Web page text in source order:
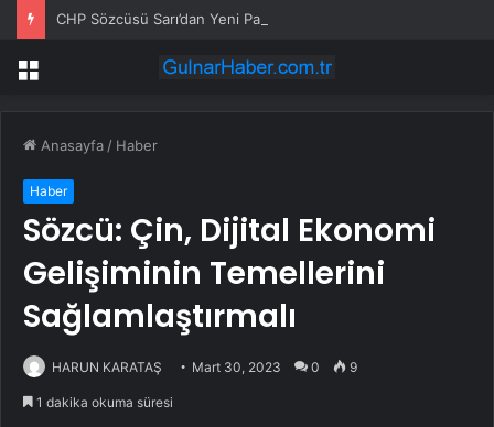
Menü
Anasayfa / Haber
Haber
Sözcü: Çin, Dijital Ekonomi
Gelişiminin Temellerini
Sağlamlaştırmalı
HARUN KARATAŞ Mart 30, 2023 0 9
1 dakika okuma süresi